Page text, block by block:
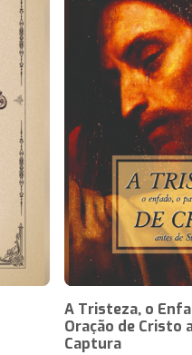
A Tristeza, o
Oração de Cristo
Captura